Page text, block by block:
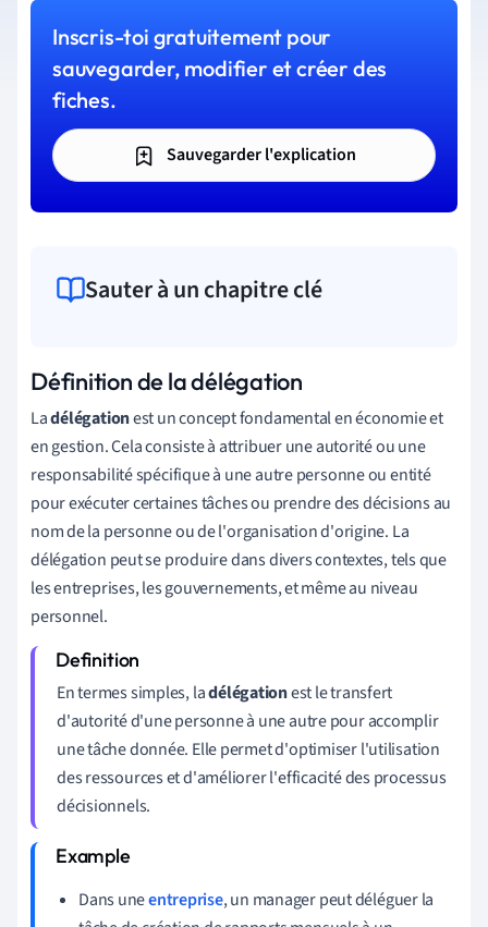
Inscris-toi gratuitement pour
sauvegarder, modifier et créer des
fiches.
Sauvegarder l'explication
Sauter à un chapitre clé
Définition de la délégation
Ladélégationest un concept fondamental en économie et
en gestion. Cela consiste à attribuer une autorité ou une
responsabilité spécifique à une autre personne ou entité
pour exécuter certaines tâches ou prendre des décisions au
nom de la personne ou de l'organisation d'origine. La
délégation peut se produire dans divers contextes, tels que
les entreprises, les gouvernements, et même au niveau
personnel.
En termes simples, ladélégationest le transfert
d'autorité d'une personne à une autre pour accomplir
une tâche donnée. Elle permet d'optimiser l'utilisation
des ressources et d'améliorer l'efficacité des processus
décisionnels.
Dans uneentreprise, un manager peut déléguer la